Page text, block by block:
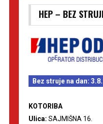
HEP – BEZ
Bez struje na dan:
KOTORIBA
Ulica: SAJMIŠNA 16.